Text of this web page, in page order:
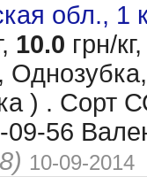
обл., 1
10.0 грн/кг,
) . Сорт
09-56
10-09-2014